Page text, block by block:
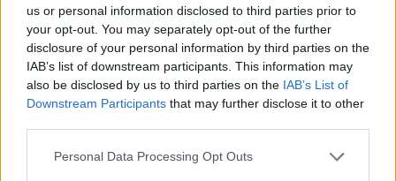
us or personal information disclosed to third parties prior to
your opt-out. You may separately opt-out of the further
disclosure of your personal information by third parties on the
IAB’s list of downstream participants. This information may
also be disclosed by us to third parties on the IAB’s List of
Downstream Participants that may further disclose it to other
Personal Data Processing Opt Outs
yjet për secilën shenjë
planet e shumëpritura
Horoskopi për datën 29
parashikuar yjet për